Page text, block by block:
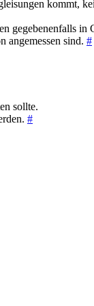
kommt,
gegebenenfalls in
angemessen sind. #
sollte.
#